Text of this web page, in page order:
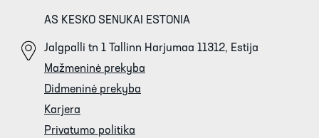
AS KESKO SENUKAI ESTONIA
Jalgpalli tn 1 Tallinn Harjumaa 11312, Estija
Mažmeninė prekyba
Didmeninė prekyba
Karjera
Privatumo politika